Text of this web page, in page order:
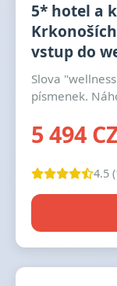
5* hotel a
vstup do
Slova
písmenek.
5 494
4.5